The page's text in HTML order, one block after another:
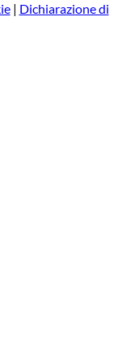
| Dichiarazione di